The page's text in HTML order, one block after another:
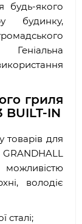
будь-якого
будинку,
гриля
BUILT-IN
товарів для
володіє
сталі;